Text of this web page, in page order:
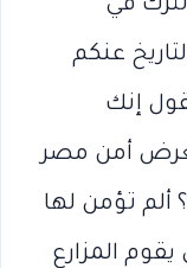
عنكم
إنك
أمن مصر
ألم تؤمن لها
المزارع